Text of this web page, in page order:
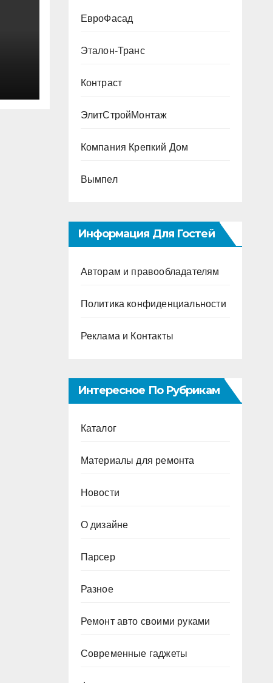
ЕвроФасад
Эталон-Транс
Контраст
ЭлитСтройМонтаж
Компания Крепкий Дом
Вымпел
Информация Для Гостей
Авторам и правообладателям
Политика конфиденциальности
Реклама и Контакты
Интересное По Рубрикам
Каталог
Материалы для ремонта
Новости
О дизайне
Парсер
Разное
Ремонт авто своими руками
Современные гаджеты